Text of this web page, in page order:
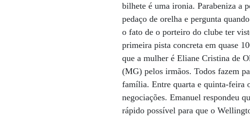
bilhete é uma ironia. Parabeniza a
pedaço de orelha e pergunta
o fato de o porteiro do clube ter
primeira pista concreta em quase
que a mulher é Eliane Cristina de
(MG) pelos irmãos. Todos fazem
família. Entre quarta e quinta-feira
negociações. Emanuel respondeu
rápido possível para que o